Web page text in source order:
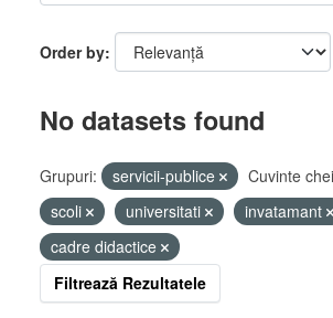
Order by
No datasets found
Grupuri: servicii-publice Cuvinte
scoli
universitati invatamant
cadre didactice
Filtrează Rezultatele